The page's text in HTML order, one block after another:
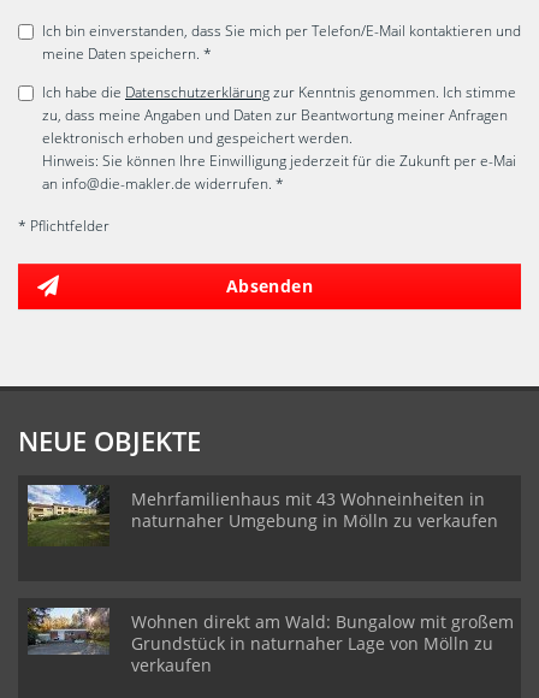
Ich bin einverstanden, dass Sie mich per Telefon/E-Mail kontaktieren und
meine Daten speichern. *
Ich habe die Datenschutzerklärungzur Kenntnis genommen. Ich stimme
zu, dass meine Angaben und Daten zur Beantwortung meiner Anfragen
elektronisch erhoben und gespeichert werden.
Hinweis: Sie können Ihre Einwilligung jederzeit für die Zukunft per e-Mai
an info@die-makler.de widerrufen. *
* Pflichtfelder
Absenden
NEUE OBJEKTE
Mehrfamilienhaus mit 43 Wohneinheiten in
naturnaher Umgebung in Mölln zu verkaufen
Wohnen direkt am Wald: Bungalow mit großem
Grundstück in naturnaher Lage von Mölln zu
verkaufen